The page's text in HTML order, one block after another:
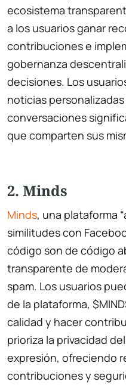
ecosistema
a los usuarios ganar
contribuciones e
gobernanza
decisiones. Los
noticias
conversaciones
que comparten sus
2. Minds
Minds, una plataforma
similitudes con
código son de código
transparente de
spam. Los usuarios
de la plataforma,
calidad y hacer
prioriza la privacidad
expresión, ofreciendo
contribuciones y